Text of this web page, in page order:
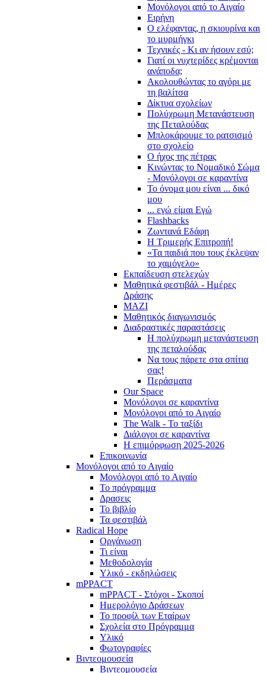
Μονόλογοι από το Αιγαίο
Ειρήνη
Ο ελέφαντας, η σκιουρίνα και
το μυρμήγκι
Τεχνικές - Κι αν ήσουν εσύ;
Γιατί οι νυχτερίδες κρέμονται
ανάποδα;
Ακολουθώντας το αγόρι με
τη βαλίτσα
Δίκτυα σχολείων
Πολύχρωμη Μετανάστευση
της Πεταλούδας
Μπλοκάρουμε το ρατσισμό
στο σχολείο
Ο ήχος της πέτρας
Κινώντας το Νομαδικό Σώμα
- Μονόλογοι σε καραντίνα
Το όνομα μου είναι ... δικό
μου
... εγώ είμαι Εγώ
Flashbacks
Ζωντανά Εδάφη
Η Τριμερής Επιτροπή!
«Τα παιδιά που τους έκλεψαν
το χαμόγελο»
Εκπαίδευση στελεχών
Μαθητικά φεστιβάλ - Ημέρες
Δράσης
ΜΑΖΙ
Μαθητικός διαγωνισμός
Διαδραστικές παραστάσεις
Η πολύχρωμη μετανάστευση
της πεταλούδας
Να τους πάρετε στα σπίτια
σας!
Περάσματα
Our Space
Μονόλογοι σε καραντίνα
Μονόλογοι από το Αιγαίο
The Walk - Το ταξίδι
Διάλογοι σε καραντίνα
Η επιμόρφωση 2025-2026
Επικοινωνία
Μονόλογοι από το Αιγαίο
Μονόλογοι από το Αιγαίο
Το πρόγραμμα
Δρασεις
Το βιβλίο
Τα φεστιβάλ
Radical Hope
Οργάνωση
Τι είναι
Μεθοδολογία
Υλικό - εκδηλώσεις
mPPACT
mPPACT - Στόχοι - Σκοποί
Ημερολόγιο Δράσεων
Το προφίλ των Εταίρων
Σχολεία στο Πρόγραμμα
Υλικό
Φωτογραφίες
Βιντεομουσεία
Βιντεομουσεία